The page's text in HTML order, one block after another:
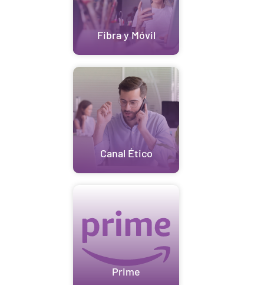
Fibra y Móvil
Canal Ético
Prime